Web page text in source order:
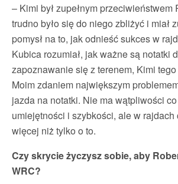
– Kimi był zupełnym przeciwieństwem
trudno było się do niego zbliżyć i miał
pomysł na to, jak odnieść sukces w
Kubica rozumiał, jak ważne są notatki
zapoznawanie się z terenem, Kimi tego
Moim zdaniem największym
jazda na notatki. Nie ma wątpliwości
umiejętności i szybkości, ale w
więcej niż tylko o to.
Czy skrycie życzysz sobie, aby
WRC?